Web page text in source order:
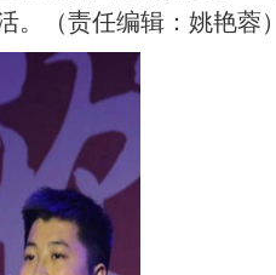
（责任编辑：姚艳蓉）